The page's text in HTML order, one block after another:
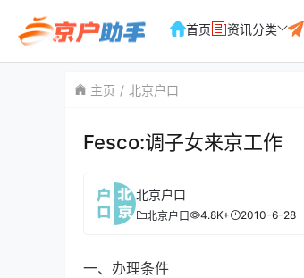
首页 资讯分类
主页 北京户口
Fesco:调子女来京工作
北京户口
北京户口 4.8K+ 2010-6-28
一、办理条件